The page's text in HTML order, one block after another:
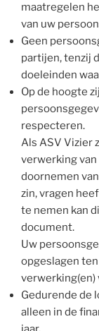
maatregelen
van uw
Geen
partijen, tenzij
doeleinden
Op de hoogte
respecteren.
Als ASV Vizier
verwerking
doornemen
zin, vragen
te nemen kan
document.
Uw
opgeslagen
verwerking(en)
Gedurende de
alleen in de